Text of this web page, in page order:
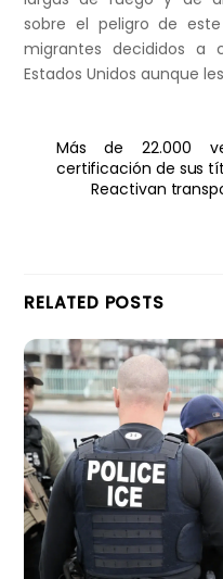
sobre el peligro de
migrantes decididos a
Estados Unidos aunque
Más de 22.000
certificación de sus
Reactivan
RELATED POSTS